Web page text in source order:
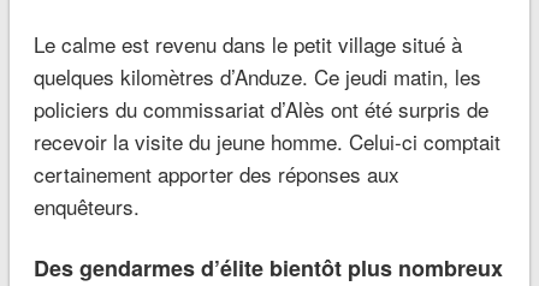
Le calme est revenu dans le petit village situé à
quelques kilomètres d’Anduze. Ce jeudi matin, les
policiers du commissariat d’Alès ont été surpris de
recevoir la visite du jeune homme. Celui-ci comptait
certainement apporter des réponses aux
enquêteurs.
Des gendarmes d’élite bientôt plus nombreux